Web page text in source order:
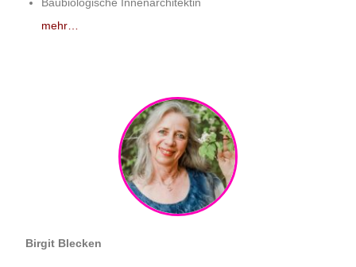
mehr…
Birgit Blecken